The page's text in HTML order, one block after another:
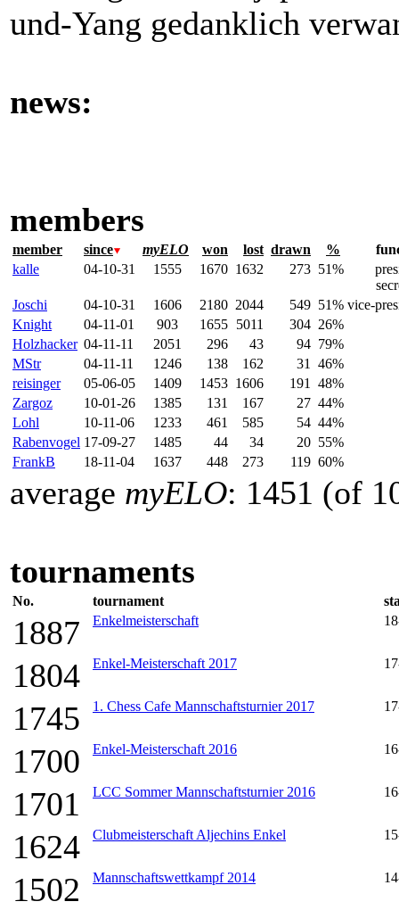
und-Yang gedanklich
news:
members
member since myELO won lost drawn %
kalle
04-10-31 1555 1670 1632 273 51%
Joschi
04-10-31 1606 2180 2044 549 51% vice-
Knight
04-11-01 903 1655 5011 304 26%
Holzhacker 04-11-11 2051 296 43 94 79%
MStr
04-11-11 1246 138 162 31
46%
reisinger
05-06-05 1409 1453 1606 191
48%
Zargoz
10-01-26 1385 131 167 27 44%
Lohl
10-11-06 1233 461 585 54 44%
Rabenvogel 17-09-27 1485 44 34 20 55%
FrankB
18-11-04 1637 448 273 119 60%
average myELO: 1451 (of
tournaments
No. tournament
1887 Enkelmeisterschaft
1804 Enkel-Meisterschaft 2017
1745 1. Chess Cafe Mannschaftsturnier 2017
1700 Enkel-Meisterschaft 2016
1701 LCC Sommer Mannschaftsturnier 2016
1624 Clubmeisterschaft Aljechins Enkel
1502 Mannschaftswettkampf 2014